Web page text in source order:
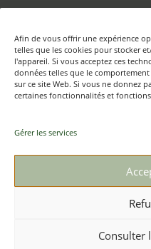
Afin de vous offrir une expérience
telles que les cookies pour stocker
l'appareil. Si vous acceptez ces
données telles que le
sur ce site Web. Si vous ne donnez
certaines fonctionnalités et
Gérer les services
Consulter
Rue aux Laines, 17 boîte
Textes et photos : ©
+32 (0)2 512 79 98
Contact
Politique de cookies (UE)